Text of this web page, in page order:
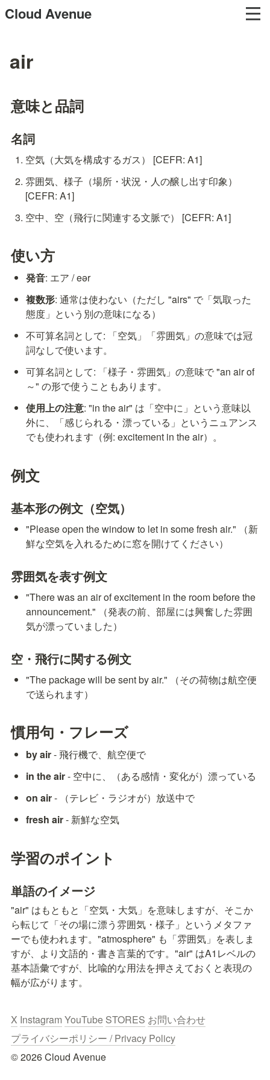
Cloud Avenue
air
意味と品詞
名詞
空気（大気を構成するガス） [CEFR: A1]
雰囲気、様子（場所・状況・人の醸し出す印象）
[CEFR: A1]
空中、空（飛行に関連する文脈で） [CEFR: A1]
使い方
発音: エア / eər
複数形: 通常は使わない（ただし "airs" で「気取った
態度」という別の意味になる）
不可算名詞として: 「空気」「雰囲気」の意味では冠
詞なしで使います。
可算名詞として: 「様子・雰囲気」の意味で "an air of
～" の形で使うこともあります。
使用上の注意: "in the air" は「空中に」という意味以
外に、「感じられる・漂っている」というニュアンス
でも使われます（例: excitement in the air）。
例文
基本形の例文（空気）
"Please open the window to let in some fresh air." （新
鮮な空気を入れるために窓を開けてください）
雰囲気を表す例文
"There was an air of excitement in the room before the
announcement." （発表の前、部屋には興奮した雰囲
気が漂っていました）
空・飛行に関する例文
"The package will be sent by air." （その荷物は航空便
で送られます）
慣用句・フレーズ
by air - 飛行機で、航空便で
in the air - 空中に、（ある感情・変化が）漂っている
on air - （テレビ・ラジオが）放送中で
fresh air - 新鮮な空気
学習のポイント
単語のイメージ
"air" はもともと「空気・大気」を意味しますが、そこか
ら転じて「その場に漂う雰囲気・様子」というメタファ
ーでも使われます。"atmosphere" も「雰囲気」を表しま
すが、より文語的・書き言葉的です。"air" はA1レベルの
基本語彙ですが、比喩的な用法を押さえておくと表現の
幅が広がります。
X Instagram YouTube STORES お問い合わせ
プライバシーポリシー / Privacy Policy
© 2026 Cloud Avenue